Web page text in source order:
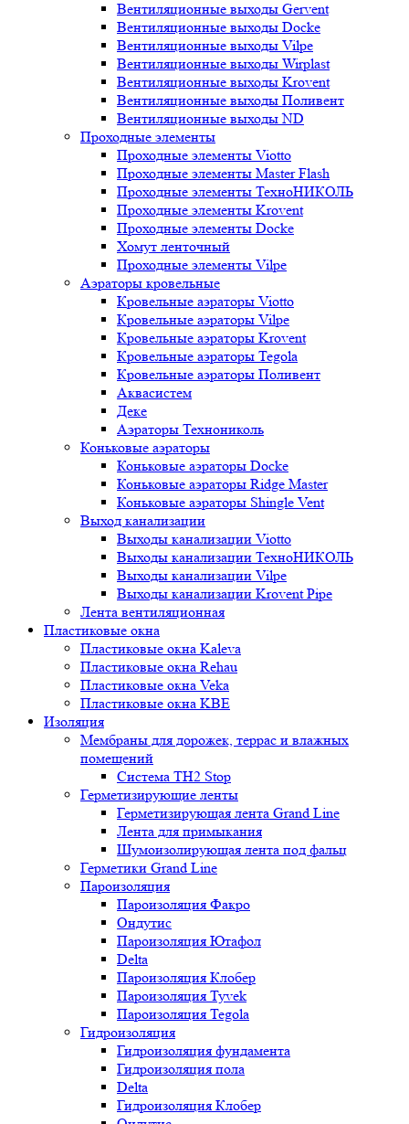
Вентиляционные выходы Gervent
Вентиляционные выходы Docke
Вентиляционные выходы Vilpe
Вентиляционные выходы Wirplast
Вентиляционные выходы Krovent
Вентиляционные выходы Поливент
Вентиляционные выходы ND
Проходные элементы
Проходные элементы Viotto
Проходные элементы Master Flash
Проходные элементы ТехноНИКОЛЬ
Проходные элементы Krovent
Проходные элементы Docke
Хомут ленточный
Проходные элементы Vilpe
Аэраторы кровельные
Кровельные аэраторы Viotto
Кровельные аэраторы Vilpe
Кровельные аэраторы Krovent
Кровельные аэраторы Tegola
Кровельные аэраторы Поливент
Аквасистем
Деке
Аэраторы Технониколь
Коньковые аэраторы
Коньковые аэраторы Docke
Коньковые аэраторы Ridge Master
Коньковые аэраторы Shingle Vent
Выход канализации
Выходы канализации Viotto
Выходы канализации ТехноНИКОЛЬ
Выходы канализации Vilpe
Выходы канализации Krovent Pipe
Лента вентиляционная
Пластиковые окна
Пластиковые окна Kaleva
Пластиковые окна Rehau
Пластиковые окна Veka
Пластиковые окна KBE
Изоляция
Мембраны для дорожек, террас и влажных
помещений
Система TH2 Stop
Герметизирующие ленты
Герметизирующая лента Grand Line
Лента для примыкания
Шумоизолирующая лента под фальц
Герметики Grand Line
Пароизоляция
Пароизоляция Факро
Ондутис
Пароизоляция Ютафол
Delta
Пароизоляция Клобер
Пароизоляция Tyvek
Пароизоляция Tegola
Гидроизоляция
Гидроизоляция фундамента
Гидроизоляция пола
Delta
Гидроизоляция Клобер